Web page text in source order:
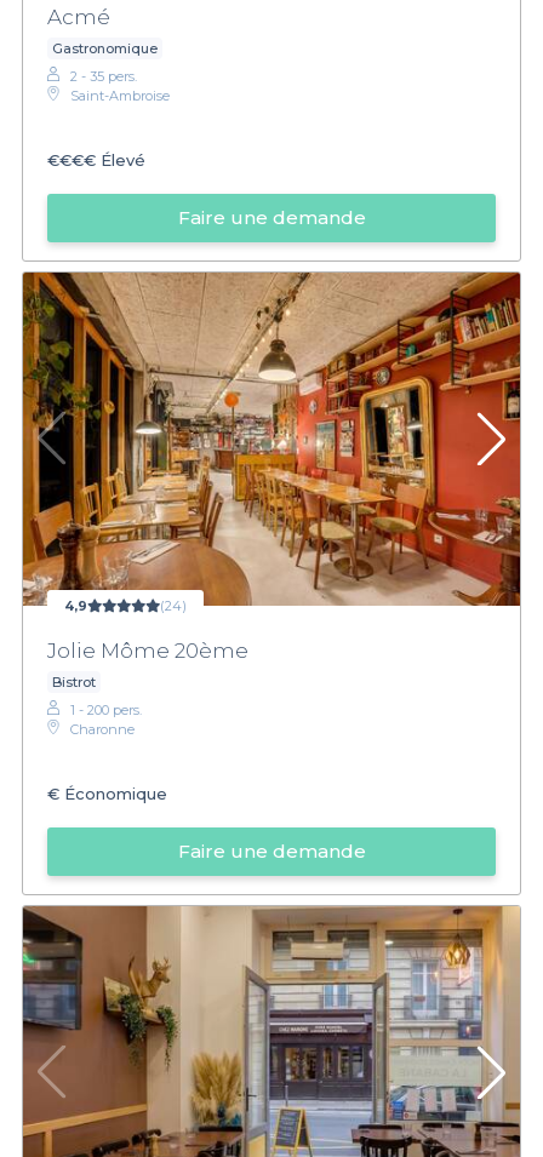
Acmé
Gastronomique
2 - 35 pers.
Saint-Ambroise
€€€€ Élevé
Faire une demande
4,9 (24)
Jolie Môme 20ème
Bistrot
1 - 200 pers.
Charonne
€ Économique
Faire une demande